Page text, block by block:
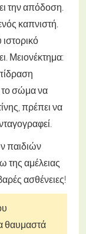
την απόδοση.
καπνιστή.
Μειονέκτημα:
το σώμα να
πρέπει να
παιδιών
αμέλειας
ασθένειες!
θαυμαστά